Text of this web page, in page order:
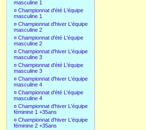
masculine 1
¤ Championnat d'été L'équipe
masculine 1
¤ Championnat d'hiver L'équipe
masculine 2
¤ Championnat d'été L'équipe
masculine 2
¤ Championnat d'hiver L'équipe
masculine 3
¤ Championnat d'été L'équipe
masculine 3
¤ Championnat d'hiver L'équipe
masculine 4
¤ Championnat d'été L'équipe
masculine 4
¤ Championnat d'hiver L'équipe
féminine 1 +35ans
¤ Championnat d'hiver L'équipe
féminine 2 +35ans